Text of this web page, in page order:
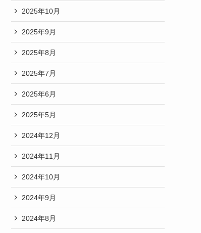
2025年10月
2025年9月
2025年8月
2025年7月
2025年6月
2025年5月
2024年12月
2024年11月
2024年10月
2024年9月
2024年8月